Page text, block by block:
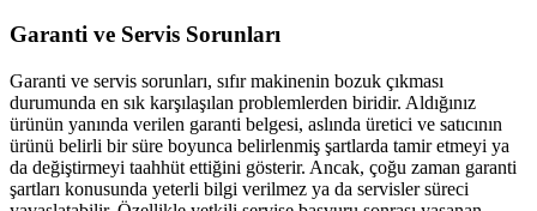
Garanti ve Servis Sorunları
Garanti ve servis sorunları, sıfır makinenin bozuk çıkması
durumunda en sık karşılaşılan problemlerden biridir. Aldığınız
ürünün yanında verilen garanti belgesi, aslında üretici ve satıcının
ürünü belirli bir süre boyunca belirlenmiş şartlarda tamir etmeyi ya
da değiştirmeyi taahhüt ettiğini gösterir. Ancak, çoğu zaman garanti
şartları konusunda yeterli bilgi verilmez ya da servisler süreci